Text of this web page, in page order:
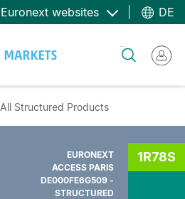
Euronext websites DE
All Structured Products
EURONEXT
ACCESS PARIS
DE000FE6G509 -
STRUCTURED
1R78S